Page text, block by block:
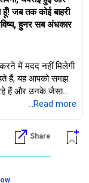
जब तक कोई बाहरी
हुनर सब अंधकार
में मदद नहीं मिलेगी
हैं, यह आपको समझ
हैं और उनके जैसा
ज़ोन में ही सीमित
की तरह काम कर
...Read more
Share